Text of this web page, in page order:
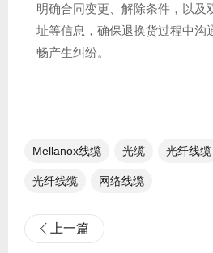
明确合同变更、解除条件，以及
址等信息，确保退换货过程中沟
畅产生纠纷。
Mellanox线缆​ 光缆 光纤线缆​
光纤线缆 网络线缆
上一篇